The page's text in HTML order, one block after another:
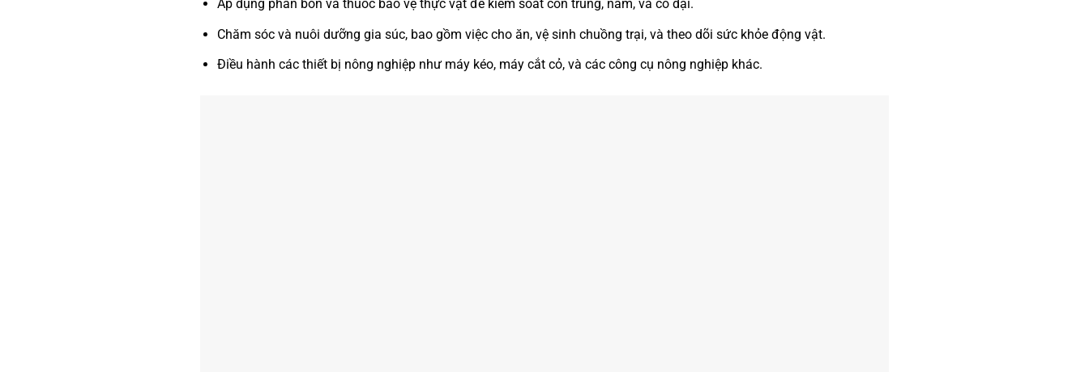
Áp dụng phân bón và thuốc bảo vệ thực vật để kiểm soát côn trùng, nấm, và cỏ dại.
Chăm sóc và nuôi dưỡng gia súc, bao gồm việc cho ăn, vệ sinh chuồng trại, và theo dõi sức khỏe động vật.
Điều hành các thiết bị nông nghiệp như máy kéo, máy cắt cỏ, và các công cụ nông nghiệp khác.